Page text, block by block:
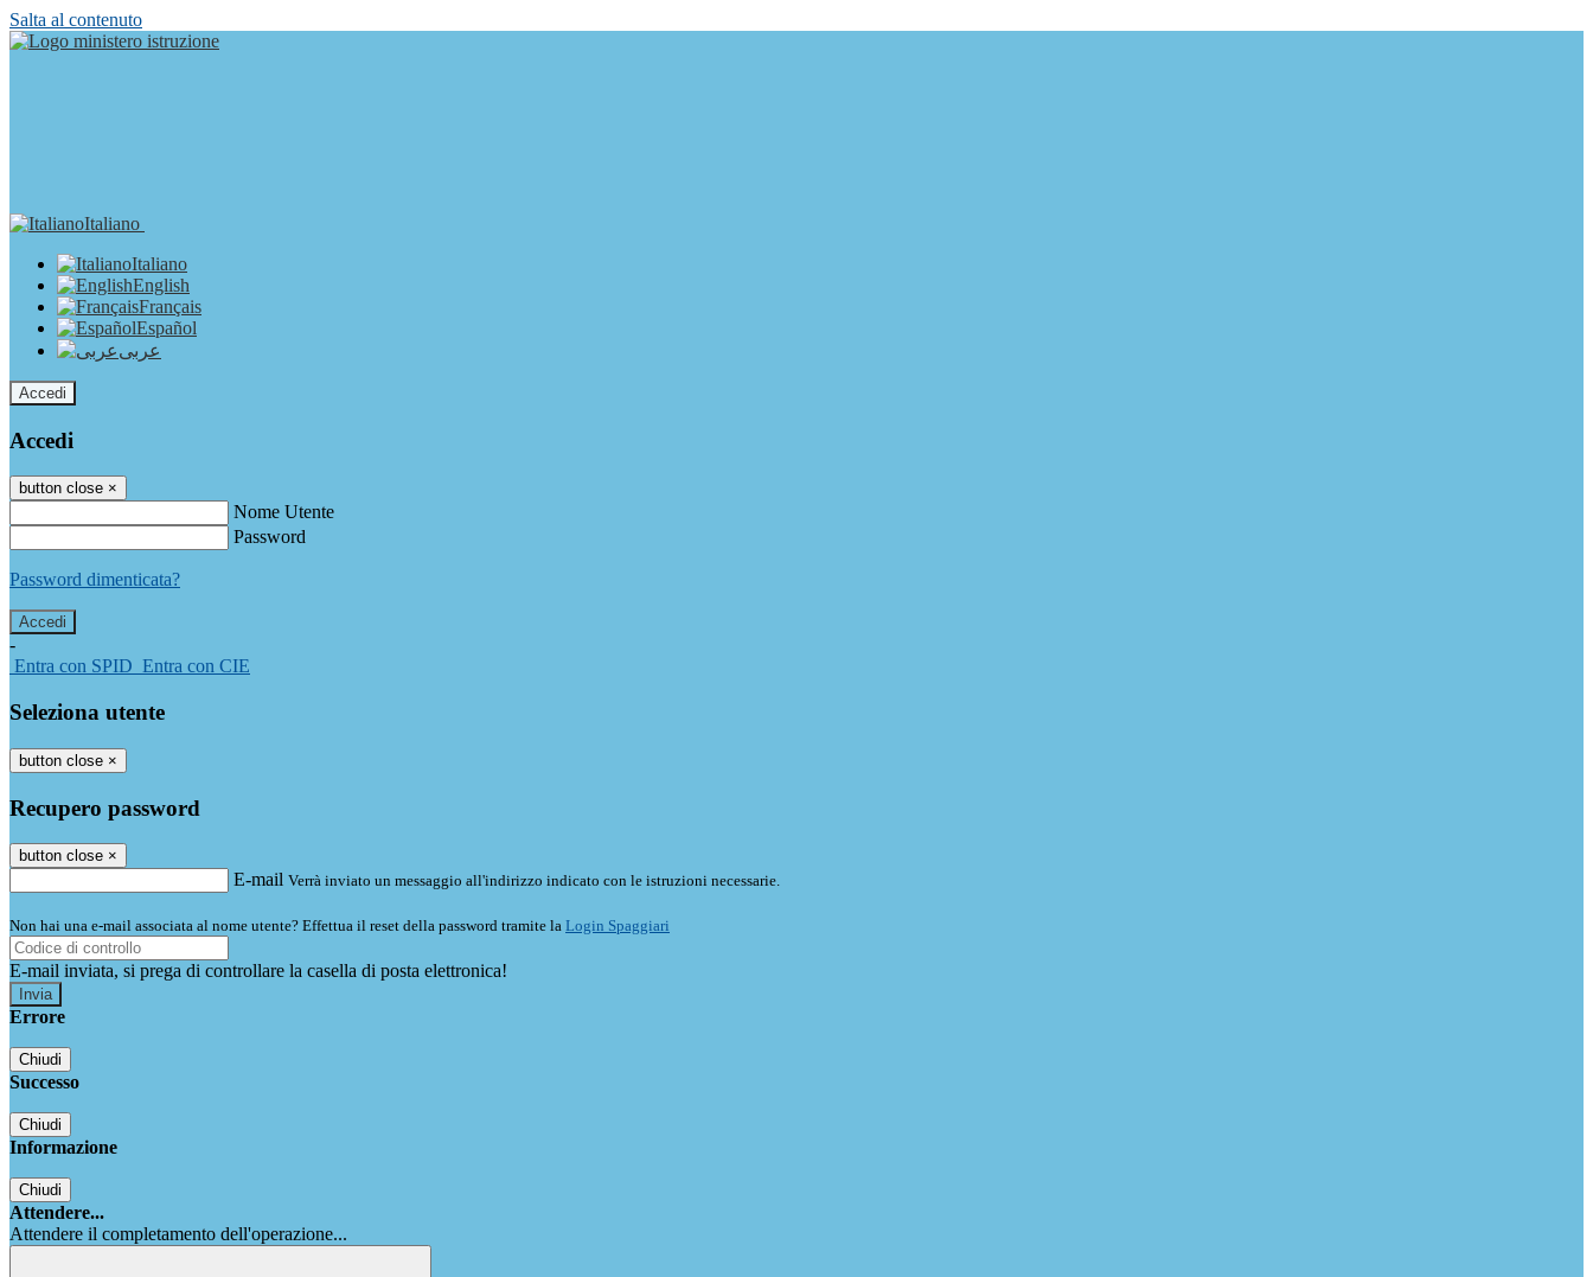
Salta al contenuto
Italiano
Italiano
English
Français
Español
عربى
Accedi
Accedi
button close ×
Nome Utente
Password
Password dimenticata?
-
Entra con SPID Entra con CIE
Seleziona utente
button close ×
Recupero password
button close ×
E-mail Verrà inviato un messaggio all'indirizzo indicato con le istruzioni necessarie.
Non hai una e-mail associata al nome utente? Effettua il reset della password tramite la Login Spaggiari
E-mail inviata, si prega di controllare la casella di posta elettronica!
Errore
Chiudi
Successo
Chiudi
Informazione
Chiudi
Attendere...
Attendere il completamento dell'operazione...